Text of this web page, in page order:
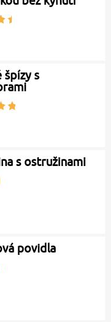
špízy s
s ostružinami
povidla